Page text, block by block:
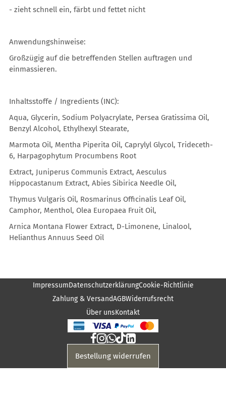
- zieht schnell ein, färbt und fettet nicht
Anwendungshinweise:
Großzügig auf die betreffenden Stellen auftragen und
einmassieren.
Inhaltsstoffe / Ingredients (INC):
Aqua, Glycerin, Sodium Polyacrylate, Persea Gratissima Oil,
Benzyl Alcohol, Ethylhexyl Stearate,
Marmota Oil, Mentha Piperita Oil, Caprylyl Glycol, Trideceth-
6, Harpagophytum Procumbens Root
Extract, Juniperus Communis Extract, Aesculus
Hippocastanum Extract, Abies Sibirica Needle Oil,
Thymus Vulgaris Oil, Rosmarinus Officinalis Leaf Oil,
Camphor, Menthol, Olea Europaea Fruit Oil,
Arnica Montana Flower Extract, D-Limonene, Linalool,
Helianthus Annuus Seed Oil
ImpressumDatenschutzerklärungCookie-Richtlinie
Zahlung & VersandAGBWiderrufsrecht
Über unsKontakt
Bestellung widerrufen